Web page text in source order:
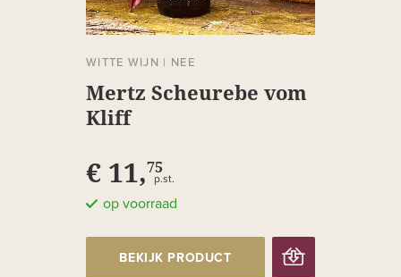
WITTE WIJN | NEE
Mertz Scheurebe vom
Kliff
€ 11,75
p.st.
op voorraad
BEKIJK PRODUCT